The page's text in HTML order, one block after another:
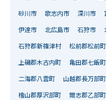
砂川市 歌志内市 深川市
伊達市 北広島市 石狩市
石狩郡新篠津村 松前郡松前町
上磯郡木古内町 亀田郡七飯町
二海郡八雲町 山越郡長万部町
檜山郡厚沢部町 爾志郡乙部町